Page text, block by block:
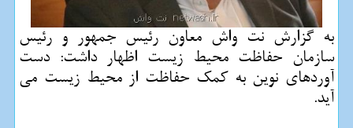
به گزارش نت واش معاون رئیس جمهور و رئیس
سازمان حفاظت محیط زیست اظهار داشت: دست
آوردهای نوین به كمك حفاظت از محیط زیست می
آید.